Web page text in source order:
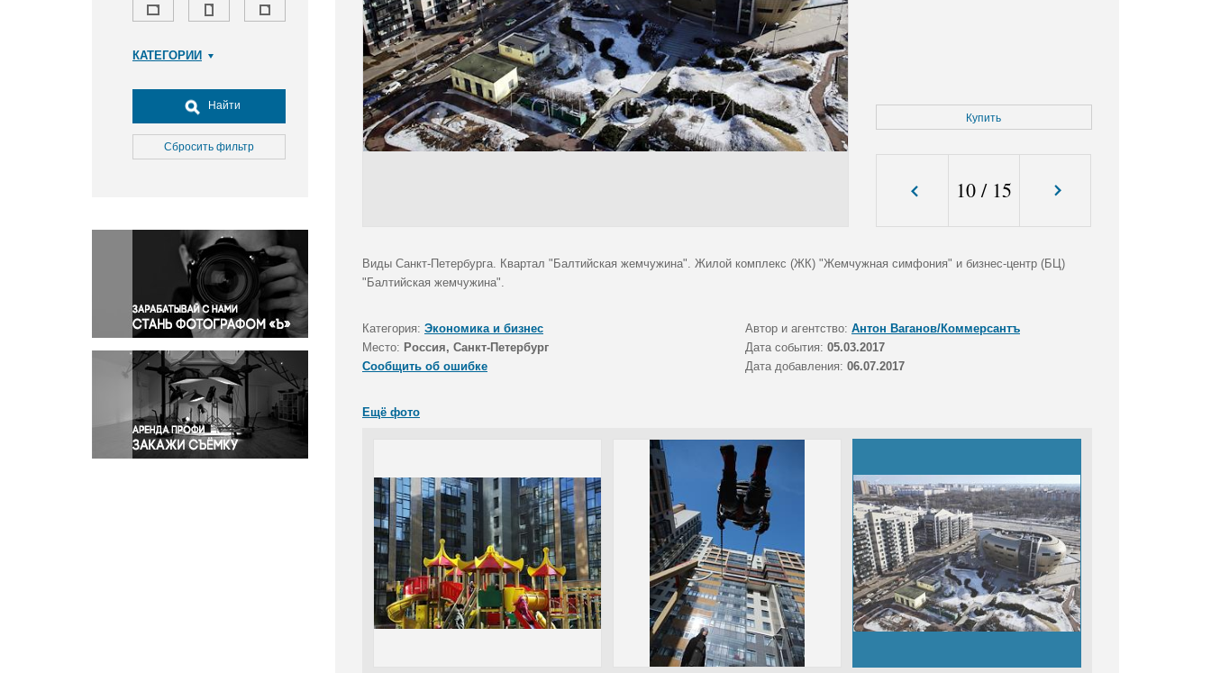
КАТЕГОРИИ
Досуг, туризм и отдых
Культура
Медицина
Окружающая среда
Политика
Правосудие
Происшествия и конфликты
Религия
Светская жизнь
Спорт
Экология
Экономика и бизнес
Найти
Сбросить фильтр
Купить
10/ 15
Виды Санкт-Петербурга. Квартал "Балтийская жемчужина". Жилой комплекс (ЖК) "Жемчужная симфония" и бизнес-центр (БЦ)
"Балтийская жемчужина".
Категория: Экономика и бизнес Автор и агентство: Антон Ваганов/Коммерсантъ
Место: Россия, Санкт-Петербург Дата события: 05.03.2017
Сообщить об ошибке
Дата добавления: 06.07.2017
Ещё фото